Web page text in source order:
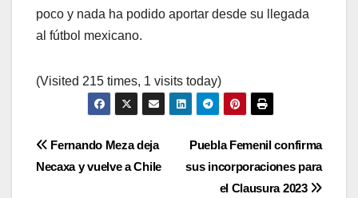
poco y nada ha podido aportar desde su llegada
al fútbol mexicano.
(Visited 215 times, 1 visits today)
Navegación
Puebla Femenil confirma
sus incorporaciones para
el Clausura 2023
Fernando Meza deja
Necaxa y vuelve a Chile